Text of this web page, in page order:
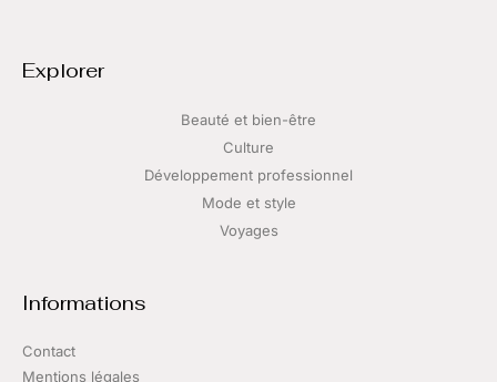
Explorer
Beauté et bien-être
Culture
Développement professionnel
Mode et style
Voyages
Informations
Contact
Mentions légales